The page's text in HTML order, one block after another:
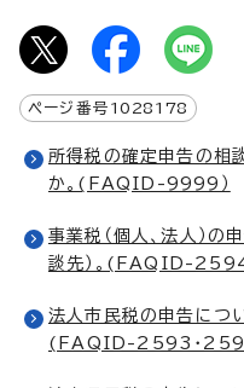
ページ番号 1028178
所得税の確定申告の相
か。(FAQID-9999）
事業税（個人、法人）の
談先）。(FAQID-
法人市民税の申告につい
(FAQID-2593・